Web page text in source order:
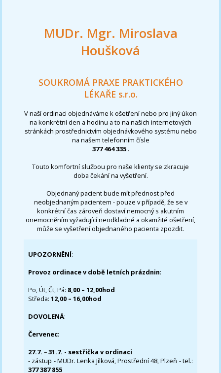
MUDr. Mgr. Miroslava
Houšková
SOUKROMÁ PRAXE PRAKTICKÉHO
LÉKAŘE s.r.o.
V naší ordinaci objednáváme k ošetření nebo pro jiný úkon
na konkrétní den a hodinu a to na našich internetových
stránkách prostřednictvím objednávkového systému nebo
na našem telefonním čísle
377 464 335 .
Touto komfortní službou pro naše klienty se zkracuje
doba čekání na vyšetření.
Objednaný pacient bude mít přednost před
neobjednaným pacientem - pouze v případě, že se v
konkrétní čas zároveň dostaví nemocný s akutním
onemocněním vyžadující neodkladné a okamžité ošetření,
může se vyšetření objednaného pacienta zpozdit.
UPOZORNĚNÍ:
Provoz ordinace v době letních prázdnin:
Po, Út, Čt, Pá: 8,00 – 12,00hod
Středa:12,00 – 16,00hod
DOVOLENÁ:
Červenec:
27.7.–31.7. - sestřička v ordinaci
- zástup - MUDr. Lenka Jílková, Prostřední 48, Plzeň - tel.:
377 387 855